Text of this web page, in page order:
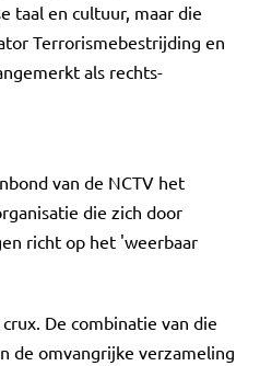
taal en cultuur, maar die
Terrorismebestrijding en
als rechts-
van de NCTV het
die zich door
richt op het 'weerbaar
De combinatie van die
de omvangrijke verzameling